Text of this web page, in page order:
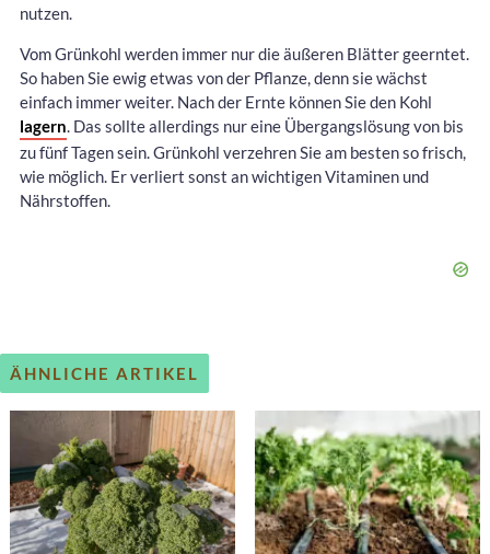
nutzen.
Vom Grünkohl werden immer nur die äußeren Blätter geerntet.
So haben Sie ewig etwas von der Pflanze, denn sie wächst
einfach immer weiter. Nach der Ernte können Sie den Kohl
lagern . Das sollte allerdings nur eine Übergangslösung von bis
zu fünf Tagen sein. Grünkohl verzehren Sie am besten so frisch,
wie möglich. Er verliert sonst an wichtigen Vitaminen und
Nährstoffen.
ÄHNLICHE ARTIKEL